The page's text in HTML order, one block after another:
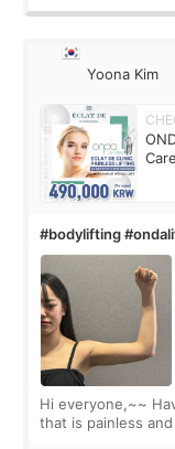
Yoona Kim
#bodylifting
Hi everyone,~~ Have you ever heard of a lifting procedure
that is painless